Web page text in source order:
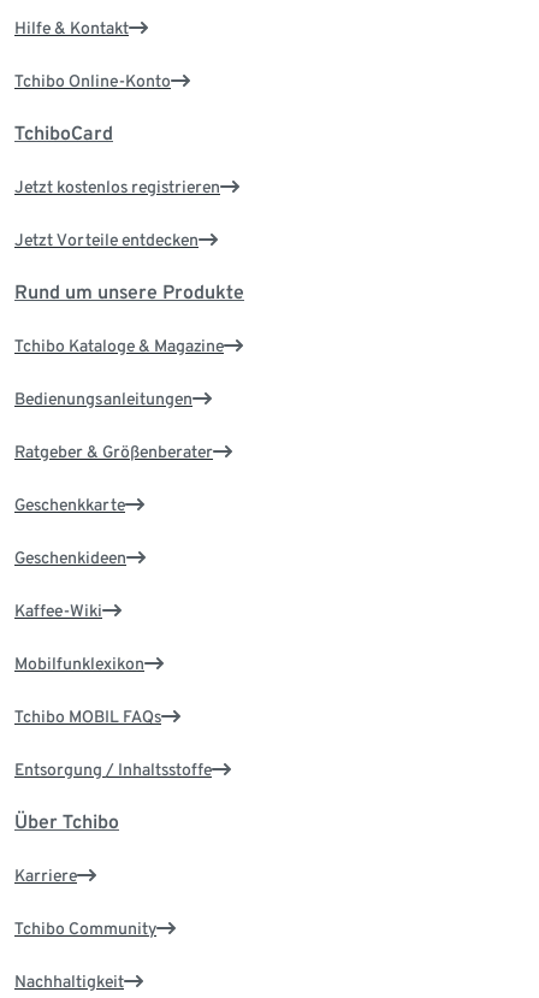
Hilfe & Kontakt
Tchibo Online-Konto
TchiboCard
Jetzt kostenlos registrieren
Jetzt Vorteile entdecken
Rund um unsere Produkte
Tchibo Kataloge & Magazine
Bedienungsanleitungen
Ratgeber & Größenberater
Geschenkkarte
Geschenkideen
Kaffee-Wiki
Mobilfunklexikon
Tchibo MOBIL FAQs
Entsorgung / Inhaltsstoffe
Über Tchibo
Karriere
Tchibo Community
Nachhaltigkeit